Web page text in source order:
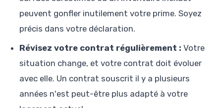
peuvent gonfler inutilement votre prime. Soyez
précis dans votre déclaration.
Révisez votre contrat régulièrement : Votre
situation change, et votre contrat doit évoluer
avec elle. Un contrat souscrit il y a plusieurs
années n'est peut-être plus adapté à votre